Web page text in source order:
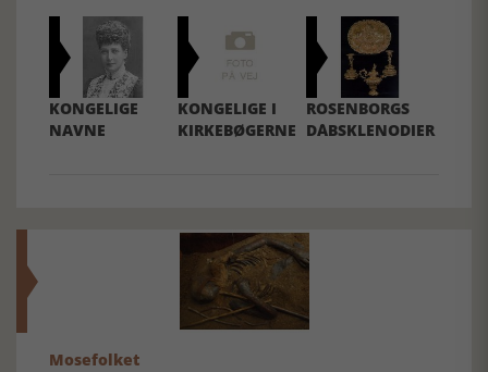
KONGELIGE
NAVNE
KONGELIGE I
KIRKEBØGERNE
ROSENBORGS
DÅBSKLENODIER
Mosefolket